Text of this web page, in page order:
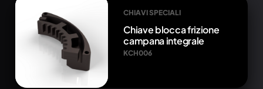
CHIAVI SPECIALI
Chiave blocca frizione
campana integrale
KCH006